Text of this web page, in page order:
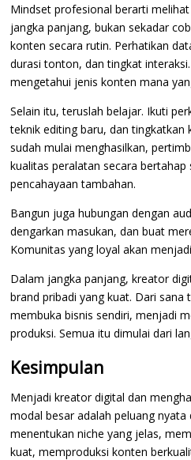
Mindset profesional berarti
jangka panjang, bukan sekadar
konten secara rutin. Perhatikan
durasi tonton, dan tingkat
mengetahui jenis konten mana
Selain itu, teruslah belajar. Ikuti
teknik editing baru, dan tingkatkan
sudah mulai menghasilkan,
kualitas peralatan secara
pencahayaan tambahan.
Bangun juga hubungan dengan
dengarkan masukan, dan buat
Komunitas yang loyal akan
Dalam jangka panjang, kreator
brand pribadi yang kuat. Dari sana
membuka bisnis sendiri, menjadi
produksi. Semua itu dimulai dari
Kesimpulan
Menjadi kreator digital dan
modal besar adalah peluang nyata
menentukan niche yang jelas,
kuat, memproduksi konten